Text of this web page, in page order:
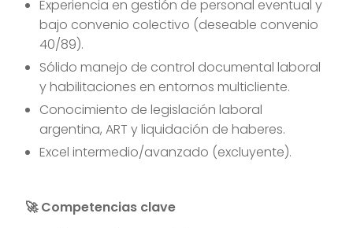
Experiencia en gestión de personal eventual y
bajo convenio colectivo (deseable convenio
40/89).
Sólido manejo de control documental laboral
y habilitaciones en entornos multicliente.
Conocimiento de legislación laboral
argentina, ART y liquidación de haberes.
Excel intermedio/avanzado (excluyente).
🚀 Competencias clave